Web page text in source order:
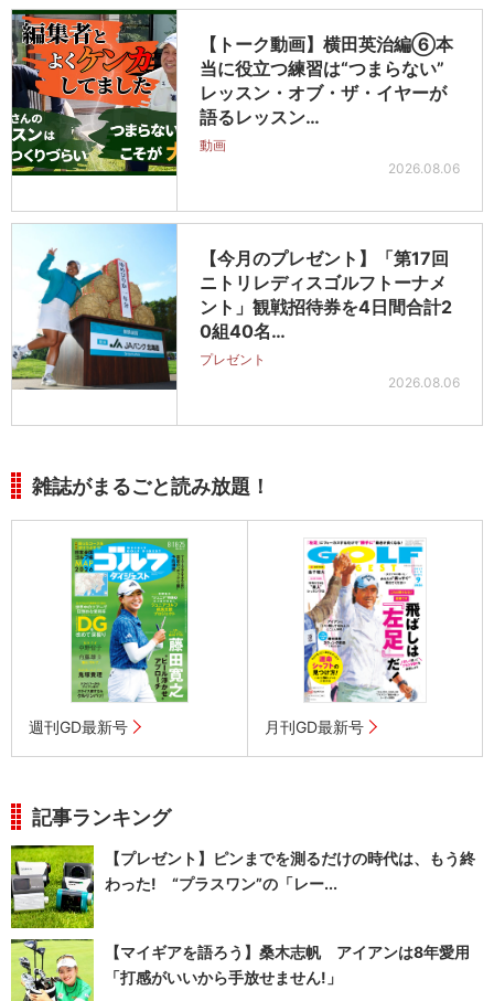
【トーク動画】横田英治編⑥本
当に役立つ練習は“つまらない”
レッスン・オブ・ザ・イヤーが
語るレッスン…
動画
2026.08.06
【今月のプレゼント】「第17回
ニトリレディスゴルフトーナメ
ント」観戦招待券を4日間合計2
0組40名…
プレゼント
2026.08.06
雑誌がまるごと読み放題！
週刊GD最新号 月刊GD最新号
記事ランキング
【プレゼント】ピンまでを測るだけの時代は、もう終
わった! “プラスワン”の「レー...
【マイギアを語ろう】桑木志帆 アイアンは8年愛用
「打感がいいから手放せません!」